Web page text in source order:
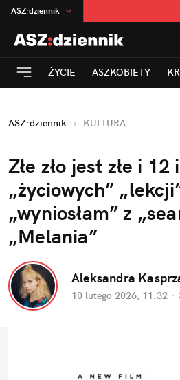
ASZ:dziennik
na:Temat
INN:Poland
mama
Rozrywka
ŻYCIE ASZKOBIETY
ASZ:dziennik KULTURA
Złe zło jest złe i 12
„życiowych”
„wyniosłam” z
„Melania”
Aleksandra
10 lutego 2026, 11:32 ·